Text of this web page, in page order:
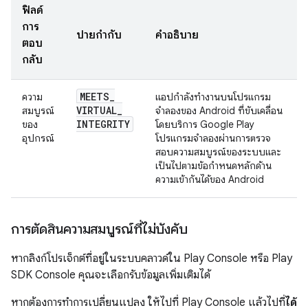
ฟิลด์
การ
ตอบ
กลับ
ป้ายกำกับ คำอธิบาย
ความ
สมบูรณ์
ของ
อุปกรณ์
MEETS_
VIRTUAL_
INTEGRITY
แอปกำลังทำงานบนโปรแกรม
จำลองของ Android ที่ขับเคลื่อน
โดยบริการ Google Play
โปรแกรมจำลองผ่านการตรวจ
สอบความสมบูรณ์ของระบบและ
เป็นไปตามข้อกำหนดหลักด้าน
ความเข้ากันได้ของ Android
การตัดสินความสมบูรณ์ที่ไม่บังคับ
หากลิงก์โปรเจ็กต์ที่อยู่ในระบบคลาวด์ใน Play Console หรือ Play
SDK Console คุณจะเลือกรับข้อมูลเพิ่มเติมได้
หากต้องการทำการเปลี่ยนแปลง ให้ไปที่ Play Console แล้วไปที่ได้